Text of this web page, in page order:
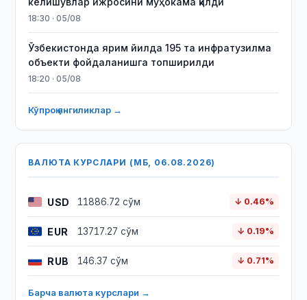
18:30 · 05/08
Ўзбекистонда ярим йилда 195 та инфратузилма
объекти фойдаланишга топширилди
18:20 · 05/08
Кўпроқ янгиликлар →
ВАЛЮТА КУРСЛАРИ (МБ, 06.08.2026)
USD 11886.72 сўм ↓ 0.46%
EUR 13717.27 сўм ↓ 0.19%
RUB 146.37 сўм ↓ 0.71%
Барча валюта курслари →